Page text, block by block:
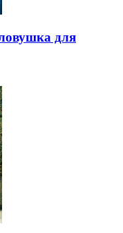
для